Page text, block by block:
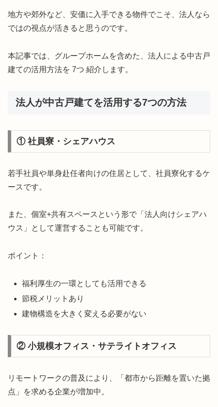
地方や郊外など、安価に入手できる物件でこそ、法人なら
ではの視点が活きると思うのです。
本記事では、グループホームを含めた、法人による中古戸
建ての活用方法を 7つ 紹介します。
法人が中古戸建てを活用する7つの方法
① 社員寮・シェアハウス
若手社員や単身赴任者向けの住居として、社員寮化するケ
ースです。
また、個室+共有スペースという形で「法人向けシェアハ
ウス」として運営することも可能です。
ポイント：
福利厚生の一環としても活用できる
節税メリットあり
建物構造を大きく変える必要がない
② 小規模オフィス・サテライトオフィス
リモートワークの普及により、「都市から距離を置いた拠
点」を求める企業が増加中。